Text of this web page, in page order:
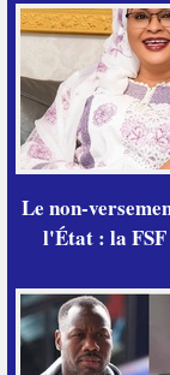
Le non-
l'État : la FSF